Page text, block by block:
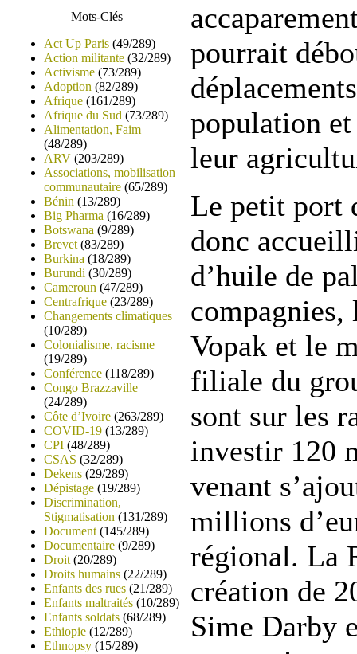
Mots-Clés
Act Up Paris (49/289)
Action militante (32/289)
Activisme (73/289)
Adoption (82/289)
Afrique (161/289)
Afrique du Sud (73/289)
Alimentation, Faim
(48/289)
ARV (203/289)
Associations, mobilisation
communautaire (65/289)
Bénin (13/289)
Big Pharma (16/289)
Botswana (9/289)
Brevet (83/289)
Burkina (18/289)
Burundi (30/289)
Cameroun (47/289)
Centrafrique (23/289)
Changements climatiques
(10/289)
Colonialisme, racisme
(19/289)
Conférence (118/289)
Congo Brazzaville
(24/289)
Côte d’Ivoire (263/289)
COVID-19 (13/289)
CPI (48/289)
CSAS (32/289)
Dekens (29/289)
Dépistage (19/289)
Discrimination,
Stigmatisation (131/289)
Document (145/289)
Documentaire (9/289)
Droit (20/289)
Droits humains (22/289)
Enfants des rues (21/289)
Enfants maltraités (10/289)
Enfants soldats (68/289)
Ethiopie (12/289)
Ethnopsy (15/289)
pourrait
population
leur
Le petit port
donc
d’huile de
compagnies,
Vopak et le
filiale du
sont sur les
investir 120
venant
millions
régional. La
création de
Sime Darby